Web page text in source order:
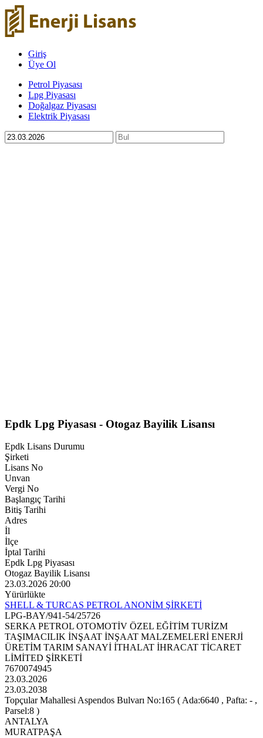
Giriş
Üye Ol
Petrol Piyasası
Lpg Piyasası
Doğalgaz Piyasası
Elektrik Piyasası
Epdk Lpg Piyasası - Otogaz Bayilik Lisansı
Epdk Lisans Durumu
Şirketi
Lisans No
Unvan
Vergi No
Başlangıç Tarihi
Bitiş Tarihi
Adres
İl
İlçe
İptal Tarihi
Epdk Lpg Piyasası
Otogaz Bayilik Lisansı
23.03.2026 20:00
Yürürlükte
SHELL & TURCAS PETROL ANONİM ŞİRKETİ
LPG-BAY/941-54/25726
SERKA PETROL OTOMOTİV ÖZEL EĞİTİM TURİZM
TAŞIMACILIK İNŞAAT İNŞAAT MALZEMELERİ ENERJİ
ÜRETİM TARIM SANAYİ İTHALAT İHRACAT TİCARET
LİMİTED ŞİRKETİ
7670074945
23.03.2026
23.03.2038
Topçular Mahallesi Aspendos Bulvarı No:165 ( Ada:6640 , Pafta: - ,
Parsel:8 )
ANTALYA
MURATPAŞA